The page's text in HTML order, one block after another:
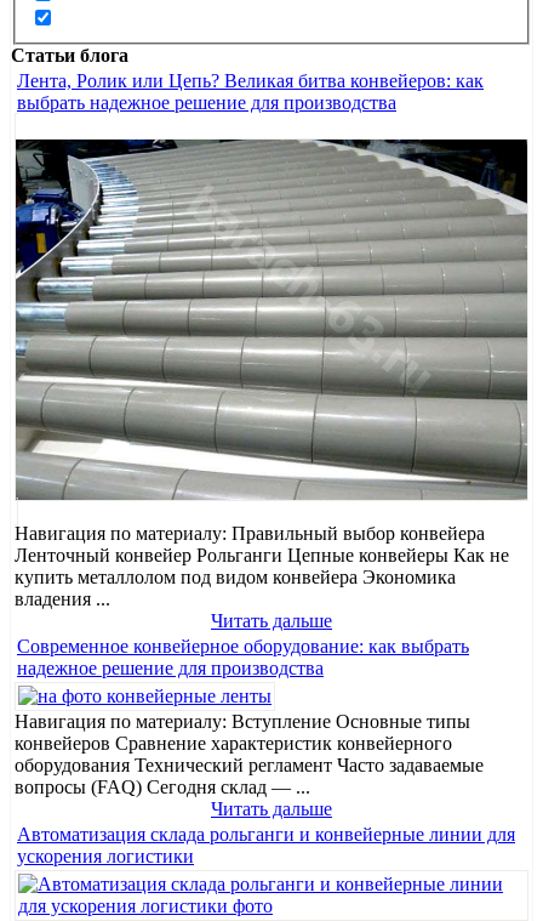
Статьи блога
Лента, Ролик или Цепь? Великая битва конвейеров: как
выбрать надежное решение для производства
Навигация по материалу: Правильный выбор конвейера
Ленточный конвейер Рольганги Цепные конвейеры Как не
купить металлолом под видом конвейера Экономика
владения ...
Читать дальше
Современное конвейерное оборудование: как выбрать
надежное решение для производства
Навигация по материалу: Вступление Основные типы
конвейеров Сравнение характеристик конвейерного
оборудования Технический регламент Часто задаваемые
вопросы (FAQ) Сегодня склад — ...
Читать дальше
Автоматизация склада рольганги и конвейерные линии для
ускорения логистики